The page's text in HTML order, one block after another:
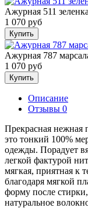
Ажурная 511 зеленка
1 070 руб
Купить
Ажурная 787
1 070 руб
Купить
Описание
Отзывы 0
Прекрасная нежная
это тонкий 100%
одежды. Порадует
легкой фактурой
мягкая, приятная к
благодаря мягкой
форму после
натуральное